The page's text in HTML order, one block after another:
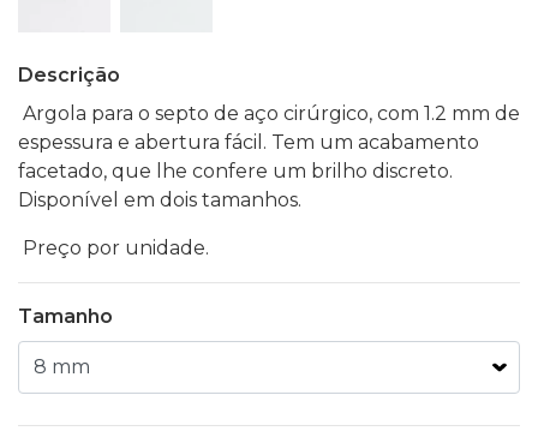
Descrição
Argola para o septo de aço cirúrgico, com 1.2 mm de
espessura e abertura fácil. Tem um acabamento
facetado, que lhe confere um brilho discreto.
Disponível em dois tamanhos.
Preço por unidade.
Tamanho